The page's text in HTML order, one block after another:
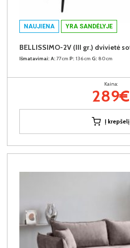
NAUJIENA YRA SANDĖLYJE
Išmatavimai: A: 77cm P: 136cm G: 80cm
Kaina:
289€
Į krepšelį